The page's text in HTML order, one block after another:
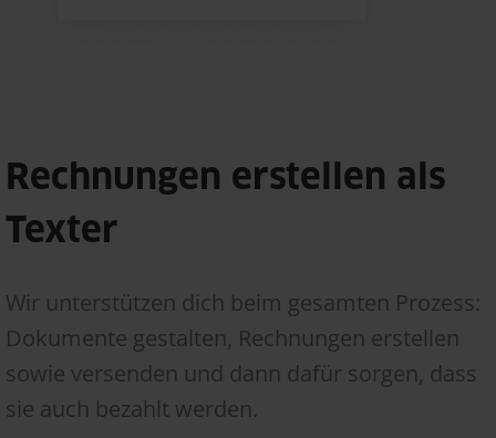
Rechnungen erstellen als
Texter
Wir unterstützen dich beim gesamten Prozess:
Dokumente gestalten, Rechnungen erstellen
sowie versenden und dann dafür sorgen, dass
sie auch bezahlt werden.